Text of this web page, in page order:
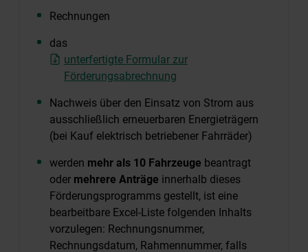
Rechnungen
das
unterfertigte Formular zur
Förderungsabrechnung
Nachweis über den Einsatz von Strom aus
ausschließlich erneuerbaren Energieträgern
(bei Kauf elektrisch betriebener Fahrräder)
werden mehr als 10 Fahrzeuge beantragt
oder mehrere Anträge innerhalb dieses
Förderungsprogramms gestellt, ist eine
bearbeitbare Excel-Liste folgenden Inhalts
vorzulegen: Rechnungsnummer,
Rechnungsdatum, Rahmennummer, falls